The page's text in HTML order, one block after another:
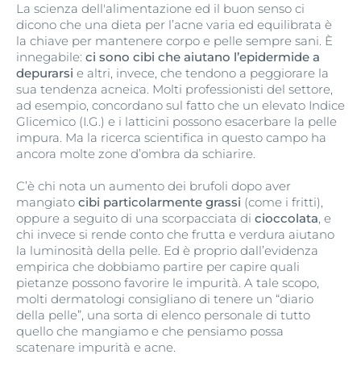
La scienza dell'alimentazione ed il buon senso ci
dicono che una dieta per l’acne varia ed equilibrata è
la chiave per mantenere corpo e pelle sempre sani. È
innegabile: ci sono cibi che aiutano l’epidermide a
depurarsi e altri, invece, che tendono a peggiorare la
sua tendenza acneica. Molti professionisti del settore,
ad esempio, concordano sul fatto che un elevato Indice
Glicemico (I.G.) e i latticini possono esacerbare la pelle
impura. Ma la ricerca scientifica in questo campo ha
ancora molte zone d’ombra da schiarire.
C’è chi nota un aumento dei brufoli dopo aver
mangiato cibi particolarmente grassi (come i fritti),
oppure a seguito di una scorpacciata di cioccolata, e
chi invece si rende conto che frutta e verdura aiutano
la luminosità della pelle. Ed è proprio dall’evidenza
empirica che dobbiamo partire per capire quali
pietanze possono favorire le impurità. A tale scopo,
molti dermatologi consigliano di tenere un “diario
della pelle”, una sorta di elenco personale di tutto
quello che mangiamo e che pensiamo possa
scatenare impurità e acne.